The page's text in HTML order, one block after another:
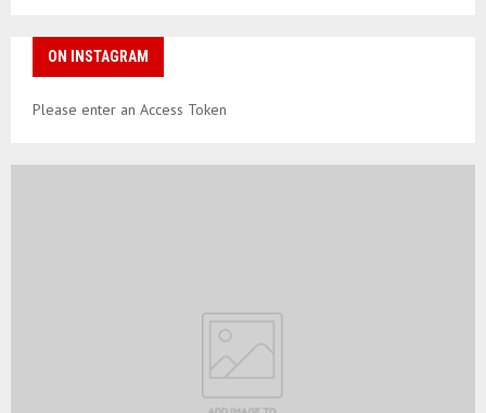
ON INSTAGRAM
Please enter an Access Token